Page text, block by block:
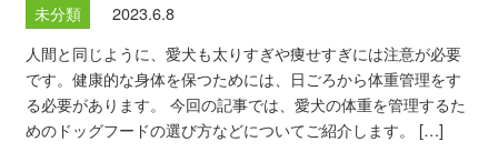
未分類
2023.6.8
人間と同じように、愛犬も太りすぎや痩せすぎには注意が必要
です。健康的な身体を保つためには、日ごろから体重管理をす
る必要があります。 今回の記事では、愛犬の体重を管理するた
めのドッグフードの選び方などについてご紹介します。 […]